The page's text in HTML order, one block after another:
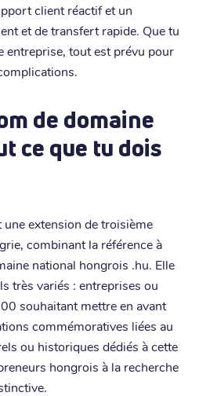
client réactif et un
et de transfert rapide. Que tu
entreprise, tout est prévu pour
de domaine
ce que tu dois
extension de troisième
combinant la référence à
national hongrois .hu. Elle
très variés : entreprises ou
souhaitant mettre en avant
commémoratives liées au
ou historiques dédiés à cette
hongrois à la recherche